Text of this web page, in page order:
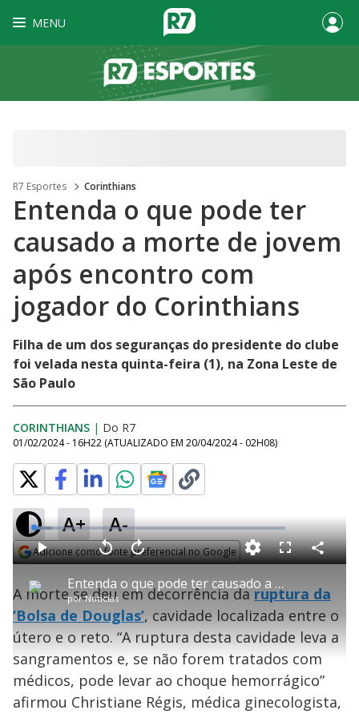
MENU
R7 Esportes Corinthians
Entenda o que pode ter
causado a morte de jovem
após encontro com
jogador do Corinthians
Filha de um dos seguranças do presidente do clube
foi velada nesta quinta-feira (1), na Zona Leste de
São Paulo
CORINTHIANS | Do R7
01/02/2024 - 16H22 (ATUALIZADO EM 20/04/2024 - 02H08)
A+ A-
Adicione como fonte preferencial no Google
P
l
a
Entenda o que pode ter causado a morte de jovem após encontro com jogador do Corinthians
porNotícias
P V
l
t
a
r
0
s
e
g
n
d
s
A
n
ç
a
1
0
s
e
u
n
o
L
o
a
d
e
.
4
6
%
F
s
c
n
C
o
a
r
i
l
a
A morte se deu em decorrência daruptura da
‘Bolsa de Douglas’, cavidade localizada entre o
útero e o reto. “A ruptura desta cavidade leva a
sangramentos e, se não forem tratados com
médicos, pode levar ao choque hemorrágico”
afirmou Christiane Régis, médica ginecologista,